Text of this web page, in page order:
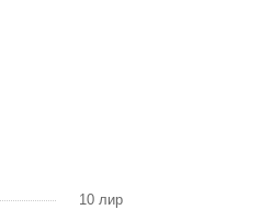
10 лир